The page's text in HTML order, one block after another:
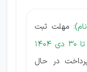
مهلت ثبت
تا 30 دی 1404
در حال